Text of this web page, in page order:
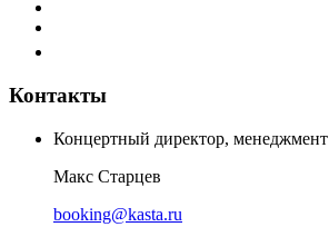
Контакты
Концертный директор, менеджмент
Макс Старцев
booking@kasta.ru